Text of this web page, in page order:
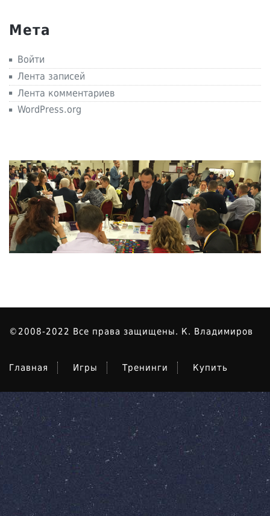
Мета
Войти
Лента записей
Лента комментариев
WordPress.org
©2008-2022 Все права защищены. К. Владимиров
Главная Игры Тренинги Купить